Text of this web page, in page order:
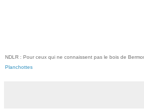
NDLR : Pour ceux qui ne connaissent pas le bois de
Planchottes